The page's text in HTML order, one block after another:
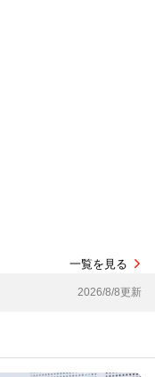
一覧を見る
2026/8/8更新